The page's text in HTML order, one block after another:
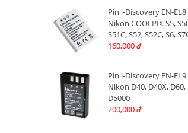
Pin i-Discovery EN-
Nikon COOLPIX S5,
S51C, S52, S52C, S6,
160,000 đ
Pin i-Discovery EN-
Nikon D40, D40X, D60,
D5000
200,000 đ